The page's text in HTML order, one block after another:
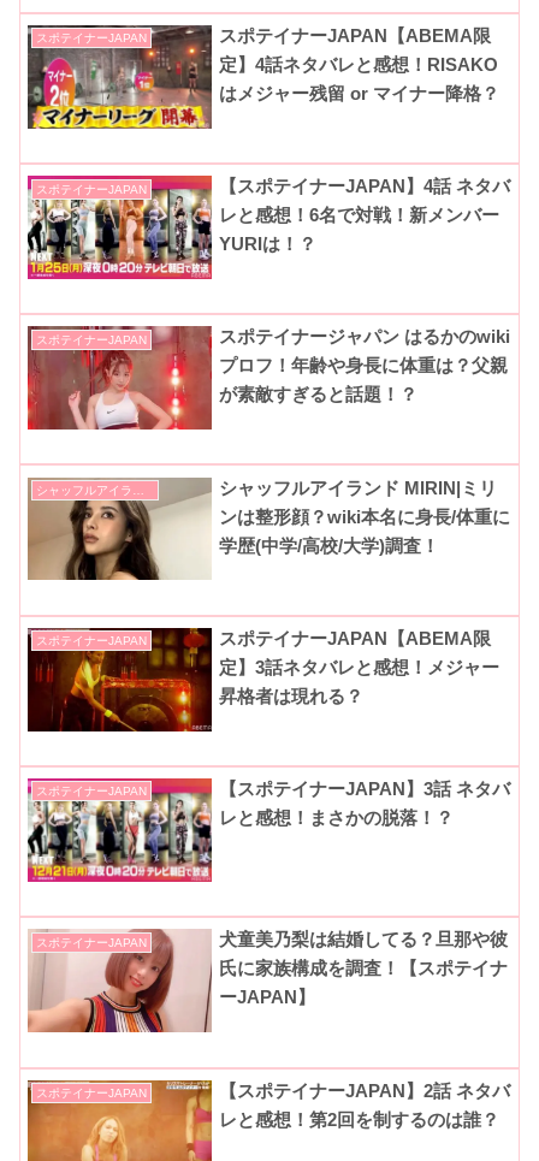
スポテイナーJAPAN
スポテイナーJAPAN【ABEMA限
定】4話ネタバレと感想！RISAKO
はメジャー残留 or マイナー降格？
スポテイナーJAPAN
【スポテイナーJAPAN】4話 ネタバ
レと感想！6名で対戦！新メンバー
YURIは！？
スポテイナーJAPAN
スポテイナージャパン はるかのwiki
プロフ！年齢や身長に体重は？父親
が素敵すぎると話題！？
シャッフルアイランド MIRIN|ミリ
ンは整形顔？wiki本名に身長/体重に
学歴(中学/高校/大学)調査！
スポテイナーJAPAN
スポテイナーJAPAN【ABEMA限
定】3話ネタバレと感想！メジャー
昇格者は現れる？
スポテイナーJAPAN
【スポテイナーJAPAN】3話 ネタバ
レと感想！まさかの脱落！？
スポテイナーJAPAN
犬童美乃梨は結婚してる？旦那や彼
氏に家族構成を調査！【スポテイナ
ーJAPAN】
スポテイナーJAPAN
【スポテイナーJAPAN】2話 ネタバ
レと感想！第2回を制するのは誰？